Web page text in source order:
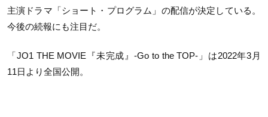
主演ドラマ「ショート・プログラム」の配信が決定している。
今後の続報にも注目だ。
「JO1 THE MOVIE『未完成』-Go to the TOP-」は2022年3月
11日より全国公開。